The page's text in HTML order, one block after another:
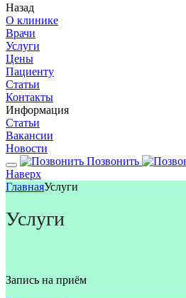
Назад
О клинике
Врачи
Услуги
Цены
Пациенту
Статьи
Контакты
Информация
Статьи
Вакансии
Новости
Позвонить
Наверх
ГлавнаяУслуги
Услуги
Запись на приём